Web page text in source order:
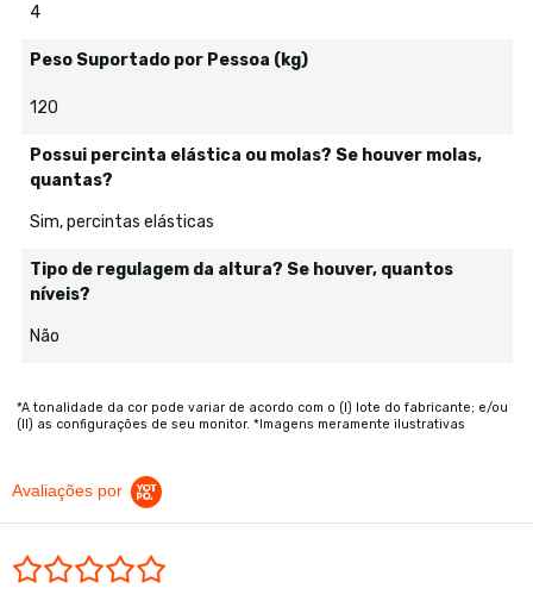
4
Peso Suportado por Pessoa (kg)
120
Possui percinta elástica ou molas? Se houver molas,
quantas?
Sim, percintas elásticas
Tipo de regulagem da altura? Se houver, quantos
níveis?
Não
*A tonalidade da cor pode variar de acordo com o (I) lote do fabricante; e/ou
(II) as configurações de seu monitor. *Imagens meramente ilustrativas
Avaliações por